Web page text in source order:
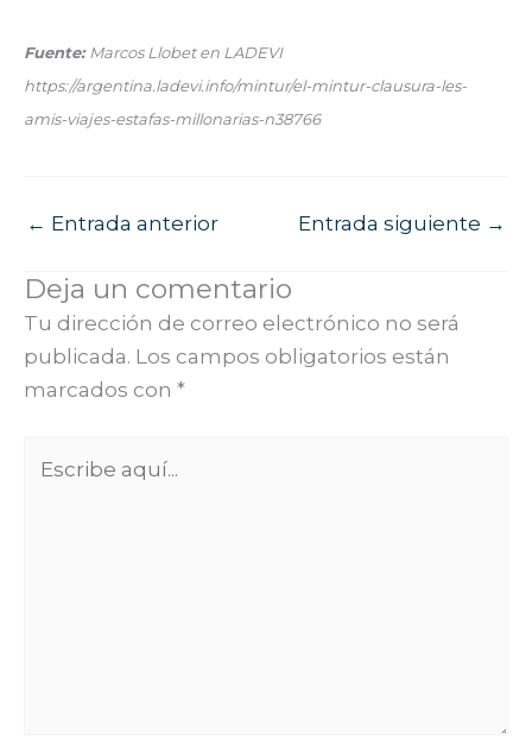
Fuente: Marcos Llobet en LADEVI
https://argentina.ladevi.info/mintur/el-mintur-clausura-les-
amis-viajes-estafas-millonarias-n38766
← Entrada anterior Entrada siguiente →
Deja un comentario
Tu dirección de correo electrónico no será
publicada. Los campos obligatorios están
marcados con *